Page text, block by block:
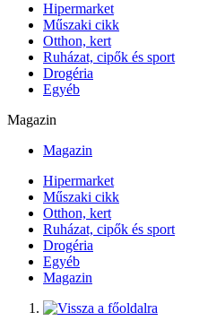
Hipermarket
Műszaki cikk
Otthon, kert
Ruházat, cipők és sport
Drogéria
Egyéb
Magazin
Magazin
Hipermarket
Műszaki cikk
Otthon, kert
Ruházat, cipők és sport
Drogéria
Egyéb
Magazin